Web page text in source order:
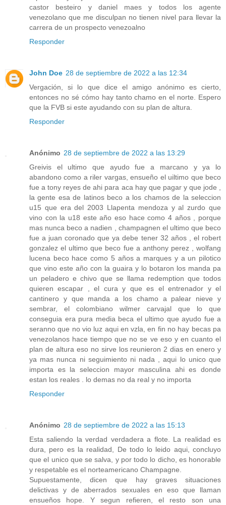
castor besteiro y daniel maes y todos los agente
venezolano que me disculpan no tienen nivel para llevar la
carrera de un prospecto venezoalno
Responder
John Doe 28 de septiembre de 2022 a las 12:34
Vergación, si lo que dice el amigo anónimo es cierto,
entonces no sé cómo hay tanto chamo en el norte. Espero
que la FVB si este ayudando con su plan de altura.
Responder
Anónimo 28 de septiembre de 2022 a las 13:29
Greivis el ultimo que ayudo fue a marcano y ya lo
abandono como a riler vargas, ensueño el uiltimo que beco
fue a tony reyes de ahi para aca hay que pagar y que jode ,
la gente esa de latinos beco a los chamos de la seleccion
u15 que era del 2003 Llapenta mendoza y al zurdo que
vino con la u18 este año eso hace como 4 años , porque
mas nunca beco a nadien , champagnen el ultimo que beco
fue a juan coronado que ya debe tener 32 años , el robert
gonzalez el ultimo que beco fue a anthony perez , wolfang
lucena beco hace como 5 años a marques y a un pilotico
que vino este año con la guaira y lo botaron los manda pa
un peladero e chivo que se llama redemption que todos
quieren escapar , el cura y que es el entrenador y el
cantinero y que manda a los chamo a palear nieve y
sembrar, el colombiano wilmer carvajal que lo que
conseguia era pura media beca el ultimo que ayudo fue a
seranno que no vio luz aqui en vzla, en fin no hay becas pa
venezolanos hace tiempo que no se ve eso y en cuanto el
plan de altura eso no sirve los reunieron 2 dias en enero y
ya mas nunca ni seguimiento ni nada , aqui lo unico que
importa es la seleccion mayor masculina ahi es donde
estan los reales . lo demas no da real y no importa
Responder
Anónimo 28 de septiembre de 2022 a las 15:13
Esta saliendo la verdad verdadera a flote. La realidad es
dura, pero es la realidad, De todo lo leido aqui, concluyo
que el unico que se salva, y por todo lo dicho, es honorable
y respetable es el norteamericano Champagne.
Supuestamente, dicen que hay graves situaciones
delictivas y de aberrados sexuales en eso que llaman
ensueños hope. Y segun refieren, el resto son una